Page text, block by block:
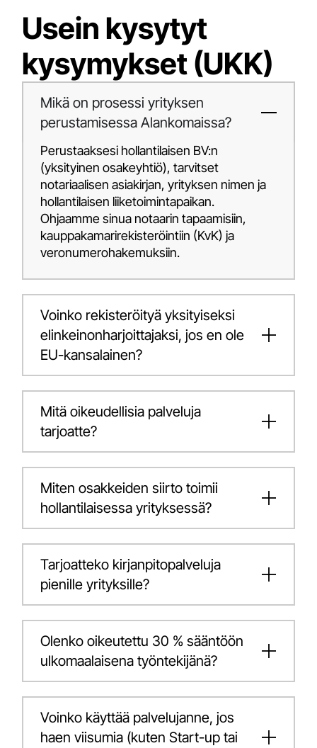
Usein kysytyt
kysymykset (UKK)
Mikä on prosessi yrityksen
perustamisessa Alankomaissa?
Perustaaksesi hollantilaisen BV:n
(yksityinen osakeyhtiö), tarvitset
notariaalisen asiakirjan, yrityksen nimen ja
hollantilaisen liiketoimintapaikan.
Ohjaamme sinua notaarin tapaamisiin,
kauppakamarirekisteröintiin (KvK) ja
veronumerohakemuksiin.
Voinko rekisteröityä yksityiseksi
elinkeinonharjoittajaksi, jos en ole
EU-kansalainen?
Mitä oikeudellisia palveluja
tarjoatte?
Miten osakkeiden siirto toimii
hollantilaisessa yrityksessä?
Tarjoatteko kirjanpitopalveluja
pienille yrityksille?
Olenko oikeutettu 30 % sääntöön
ulkomaalaisena työntekijänä?
Voinko käyttää palvelujanne, jos
haen viisumia (kuten Start-up tai